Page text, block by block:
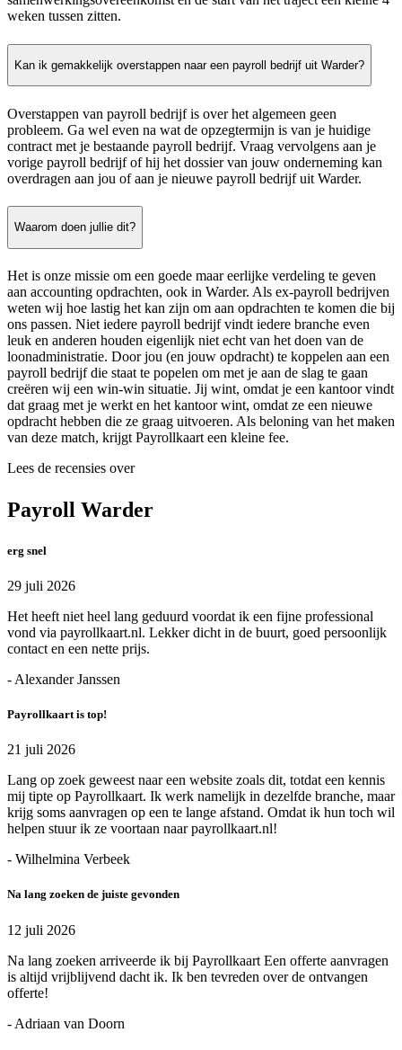
weken tussen zitten.
Kan ik gemakkelijk overstappen naar een payroll bedrijf uit Warder?
Overstappen van payroll bedrijf is over het algemeen geen
probleem. Ga wel even na wat de opzegtermijn is van je huidige
contract met je bestaande payroll bedrijf. Vraag vervolgens aan je
vorige payroll bedrijf of hij het dossier van jouw onderneming kan
overdragen aan jou of aan je nieuwe payroll bedrijf uit Warder.
Waarom doen jullie dit?
Het is onze missie om een goede maar eerlijke verdeling te geven
aan accounting opdrachten, ook in Warder. Als ex-payroll bedrijven
weten wij hoe lastig het kan zijn om aan opdrachten te komen die bij
ons passen. Niet iedere payroll bedrijf vindt iedere branche even
leuk en anderen houden eigenlijk niet echt van het doen van de
loonadministratie. Door jou (en jouw opdracht) te koppelen aan een
payroll bedrijf die staat te popelen om met je aan de slag te gaan
creëren wij een win-win situatie. Jij wint, omdat je een kantoor vindt
dat graag met je werkt en het kantoor wint, omdat ze een nieuwe
opdracht hebben die ze graag uitvoeren. Als beloning van het maken
van deze match, krijgt Payrollkaart een kleine fee.
Lees de recensies over
Payroll Warder
erg snel
29 juli 2026
Het heeft niet heel lang geduurd voordat ik een fijne professional
vond via payrollkaart.nl. Lekker dicht in de buurt, goed persoonlijk
contact en een nette prijs.
- Alexander Janssen
Payrollkaart is top!
21 juli 2026
Lang op zoek geweest naar een website zoals dit, totdat een kennis
mij tipte op Payrollkaart. Ik werk namelijk in dezelfde branche, maar
krijg soms aanvragen op een te lange afstand. Omdat ik hun toch wil
helpen stuur ik ze voortaan naar payrollkaart.nl!
- Wilhelmina Verbeek
Na lang zoeken de juiste gevonden
12 juli 2026
Na lang zoeken arriveerde ik bij Payrollkaart Een offerte aanvragen
is altijd vrijblijvend dacht ik. Ik ben tevreden over de ontvangen
offerte!
- Adriaan van Doorn